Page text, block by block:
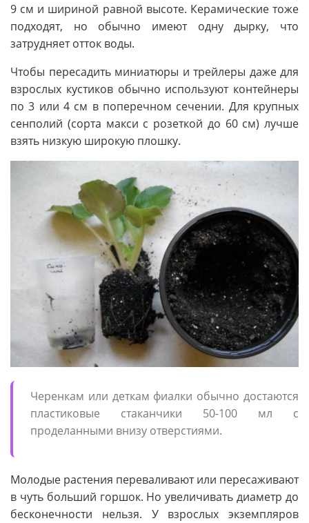
9 см и шириной равной высоте. Керамические тоже
подходят, но обычно имеют одну дырку, что
затрудняет отток воды.
Чтобы пересадить миниатюры и трейлеры даже для
взрослых кустиков обычно используют контейнеры
по 3 или 4 см в поперечном сечении. Для крупных
сенполий (сорта макси с розеткой до 60 см) лучше
взять низкую широкую плошку.
Черенкам или деткам фиалки обычно достаются
пластиковые стаканчики 50-100 мл с
проделанными внизу отверстиями.
Молодые растения переваливают или пересаживают
в чуть больший горшок. Но увеличивать диаметр до
бесконечности нельзя. У взрослых экземпляров